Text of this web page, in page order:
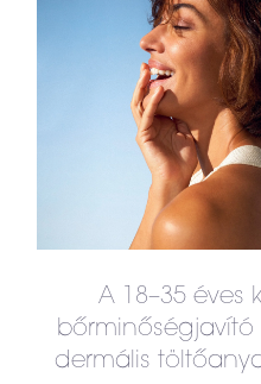
A 18–35 éves
bőrminőségjavító
dermális